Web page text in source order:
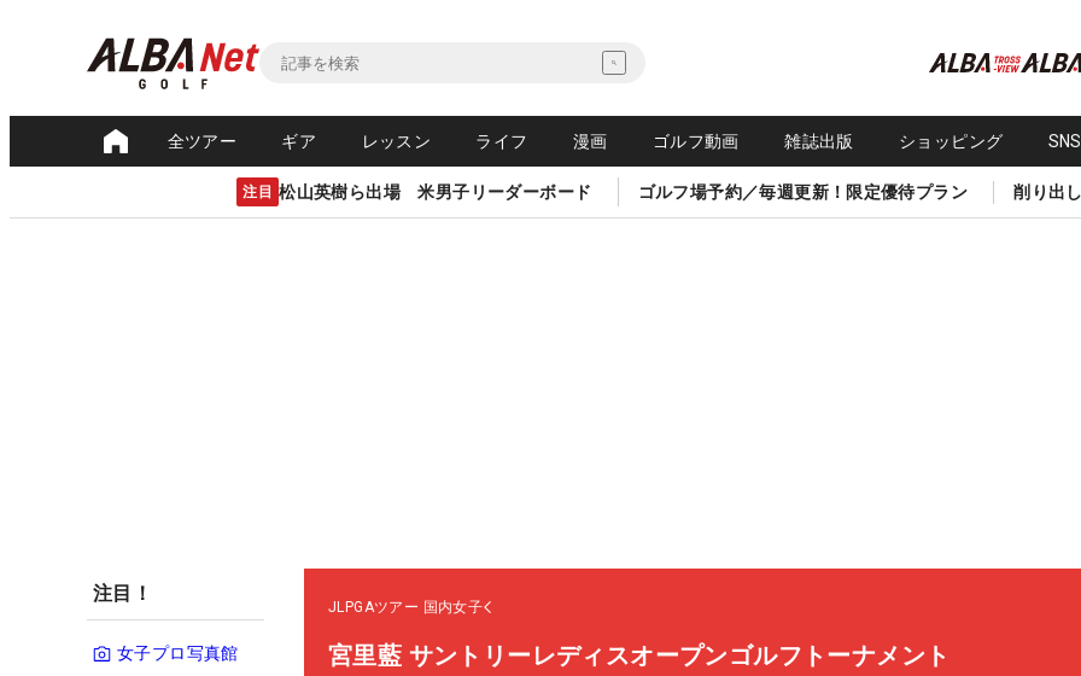
全ツアー ギア レッスン ライフ 漫画 ゴルフ動画 雑誌出版 ショッピング
注目 松山英樹ら出場 米男子リーダーボード ゴルフ場予約／毎週更新！限定優待プラン 削り出
注目！
女子プロ写真館
JLPGAツアー 国内女子
宮里藍 サントリーレディスオープンゴルフトーナメント